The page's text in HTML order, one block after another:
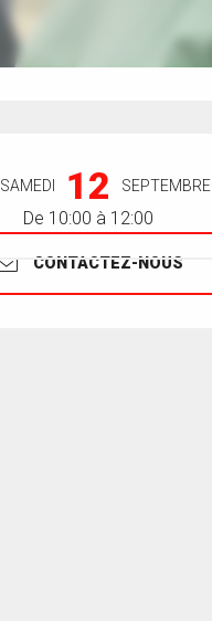
SAMEDI 12 SEPTEMBRE
De 10:00 à 12:00
CONTACTEZ-NOUS